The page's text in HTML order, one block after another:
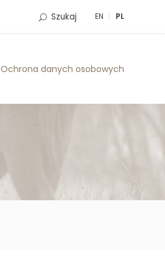
EN PL
Szukaj
Ochrona danych osobowych